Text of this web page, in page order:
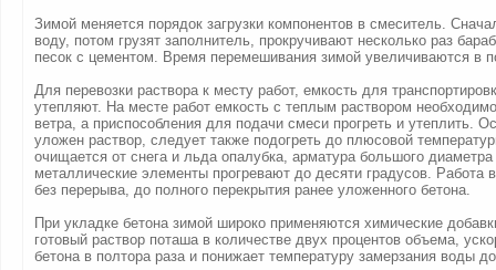
Зимой меняется порядок загрузки компонентов в смеситель.
воду, потом грузят заполнитель, прокручивают несколько раз
песок с цементом. Время перемешивания зимой увеличиваются в
Для перевозки раствора к месту работ, емкость для
утепляют. На месте работ емкость с теплым раствором
ветра, а приспособления для подачи смеси прогреть и утеплить.
уложен раствор, следует также подогреть до плюсовой
очищается от снега и льда опалубка, арматура большого
металлические элементы прогревают до десяти градусов. Работа
без перерыва, до полного перекрытия ранее уложенного бетона.
При укладке бетона зимой широко применяются химические
готовый раствор поташа в количестве двух процентов объема,
бетона в полтора раза и понижает температуру замерзания воды